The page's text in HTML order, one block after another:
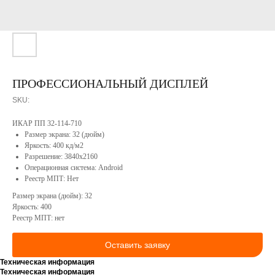
ПРОФЕССИОНАЛЬНЫЙ ДИСПЛЕЙ
SKU:
ИКАР ПП 32-114-710
Размер экрана: 32 (дюйм)
Яркость: 400 кд/м2
Разрешение: 3840x2160
Операционная система: Android
Реестр МПТ: Нет
Размер экрана (дюйм): 32
Яркость: 400
Реестр МПТ: нет
Оставить заявку
Техническая информация
Техническая информация
Вакансии
Сервисное
обслуживание
Минпромторга
РФ